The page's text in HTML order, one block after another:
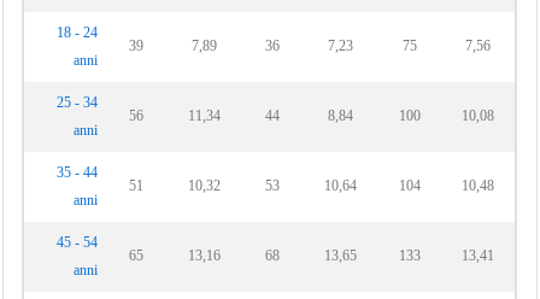
18 - 24
anni
39 7,89 36 7,23 75 7,56
25 - 34
anni
56 11,34 44 8,84 100 10,08
35 - 44
anni
51 10,32 53 10,64 104 10,48
45 - 54
anni
65 13,16 68 13,65 133 13,41